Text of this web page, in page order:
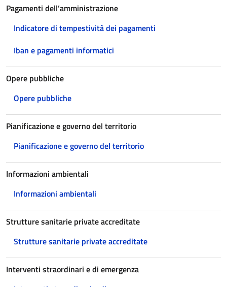
Pagamenti dell’amministrazione
Indicatore di tempestività dei pagamenti
Iban e pagamenti informatici
Opere pubbliche
Opere pubbliche
Pianificazione e governo del territorio
Pianificazione e governo del territorio
Informazioni ambientali
Informazioni ambientali
Strutture sanitarie private accreditate
Strutture sanitarie private accreditate
Interventi straordinari e di emergenza